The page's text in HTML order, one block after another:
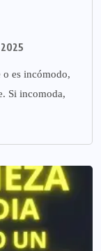
2025
es incómodo,
Si incomoda,